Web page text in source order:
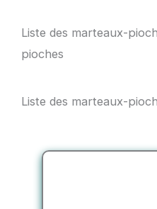
Liste des marteaux-
pioches
Liste des marteaux-